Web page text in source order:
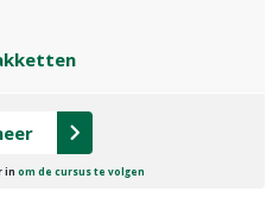
in om de cursus te volgen